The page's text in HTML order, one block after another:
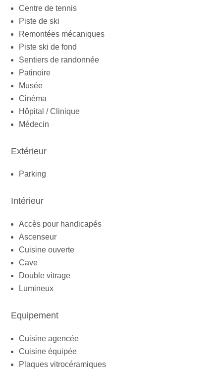
Centre de tennis
Piste de ski
Remontées mécaniques
Piste ski de fond
Sentiers de randonnée
Patinoire
Musée
Cinéma
Hôpital / Clinique
Médecin
Extérieur
Parking
Intérieur
Accès pour handicapés
Ascenseur
Cuisine ouverte
Cave
Double vitrage
Lumineux
Equipement
Cuisine agencée
Cuisine équipée
Plaques vitrocéramiques